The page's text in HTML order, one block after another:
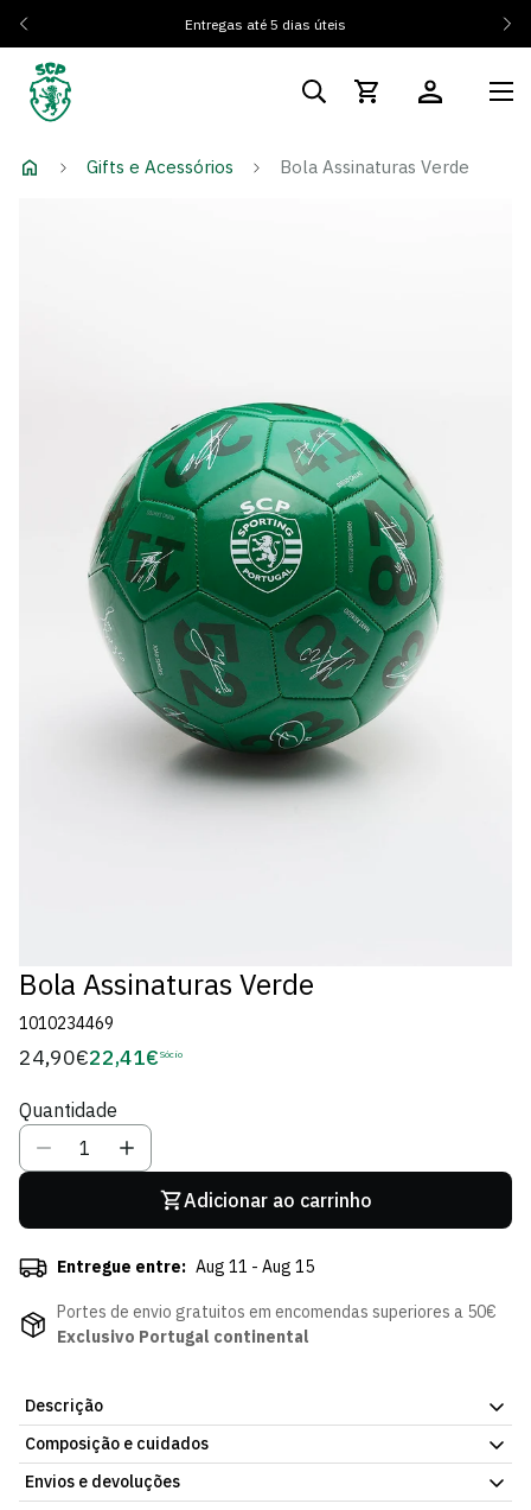
Entregas até 5 dias úteis
Gifts e Acessórios Bola Assinaturas Verde
Bola Assinaturas Verde
1010234469
Preço
24,90€Preço
Sócio
22,41€ Sócio
Quantidade
Adicionar ao carrinho
Entregue entre: Aug 11 - Aug 15
Portes de envio gratuitos em encomendas superiores a 50€
Exclusivo Portugal continental
Descrição
A Bola Assinaturas Verde do Sporting CP é o artigo de colecção
para os adeptos que querem guardar um símbolo especial do
clube nas cores icónicas do Sporting. Com as assinaturas dos
Composição e cuidados
Envios e devoluções